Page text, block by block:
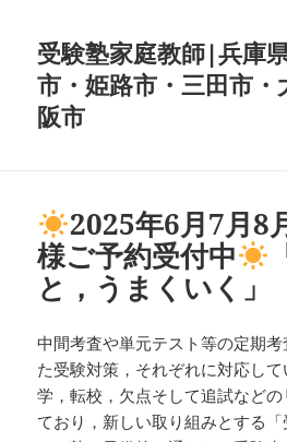
受験塾家庭教師|兵庫
市・姫路市・三田市・
阪市
2025年6月7月8
様ご予約受付中
と，うまくいく」
中間考査や単元テスト等の定期
た受験対策，それぞれに対応し
学，転校，欠点そして追試など
ており，新しい取り組みとする「